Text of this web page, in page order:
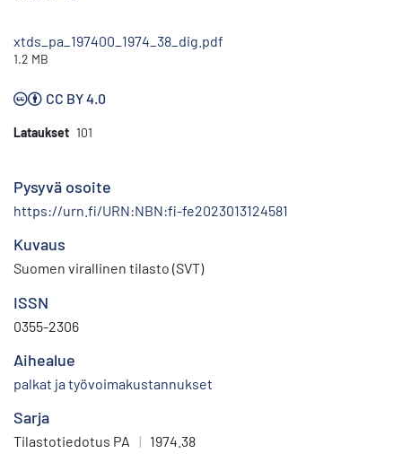
xtds_pa_197400_1974_38_dig.pdf
1.2 MB
CC BY 4.0
Lataukset 101
Pysyvä osoite
https://urn.fi/URN:NBN:fi-fe2023013124581
Kuvaus
Suomen virallinen tilasto (SVT)
ISSN
0355-2306
Aihealue
palkat ja työvoimakustannukset
Sarja
Tilastotiedotus PA | 1974.38